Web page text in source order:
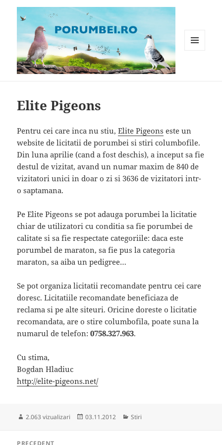
Elite Pigeons
Pentru cei care inca nu stiu,Elite Pigeons este un
website de licitatii de porumbei si stiri columbofile.
Din luna aprilie (cand a fost deschis), a inceput sa fie
destul de vizitat, avand un numar maxim de 840 de
vizitatori unici in doar o zi si 3636 de vizitatori intr-
o saptamana.
Pe Elite Pigeons se pot adauga porumbei la licitatie
chiar de utilizatori cu conditia sa fie porumbei de
calitate si sa fie respectate categoriile: daca este
porumbel de maraton, sa fie pus la categoria
maraton, sa aiba un pedigree…
Se pot organiza licitatii recomandate pentru cei care
doresc. Licitatiile recomandate beneficiaza de
reclama si pe alte siteuri. Oricine doreste o licitatie
recomandata, are o stire columbofila, poate suna la
numarul de telefon:0758.327.963.
Cu stima,
Bogdan Hladiuc
http://elite-pigeons.net/
2.063 vizualizari
Publicat
03.11.2012 Categorii
Stiri